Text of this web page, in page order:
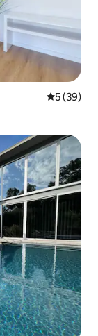
平均评分
5 (39)